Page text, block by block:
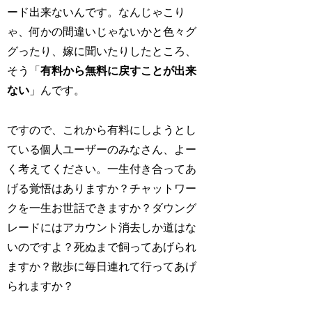
ード出来ないんです。なんじゃこり
ゃ、何かの間違いじゃないかと色々グ
グったり、嫁に聞いたりしたところ、
そう「有料から無料に戻すことが出来
ない 」んです。
ですので、これから有料にしようとし
ている個人ユーザーのみなさん、よー
く考えてください。一生付き合ってあ
げる覚悟はありますか？チャットワー
クを一生お世話できますか？ダウング
レードにはアカウント消去しか道はな
いのですよ？死ぬまで飼ってあげられ
ますか？散歩に毎日連れて行ってあげ
られますか？